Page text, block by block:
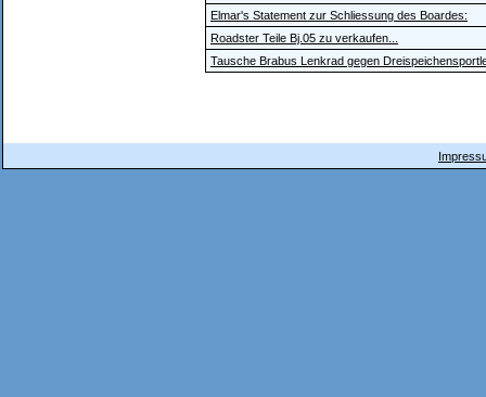
Elmar's Statement zur Schliessung des Boardes:
Roadster Teile Bj.05 zu verkaufen...
Tausche Brabus Lenkrad gegen